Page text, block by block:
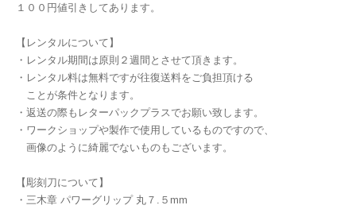
１００円値引きしてあります。
【レンタルについて】
・レンタル期間は原則２週間とさせて頂きます。
・レンタル料は無料ですが往復送料をご負担頂ける
ことが条件となります。
・返送の際もレターパックプラスでお願い致します。
・ワークショップや製作で使用しているものですので、
画像のように綺麗でないものもございます。
【彫刻刀について】
・三木章 パワーグリップ 丸７.５mm